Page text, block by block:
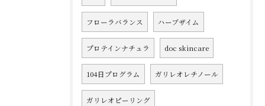
フローラバランス ハーブザイム
プロテインナチュラ doc skincare
104日プログラム ガリレオレチノール
ガリレオピーリング